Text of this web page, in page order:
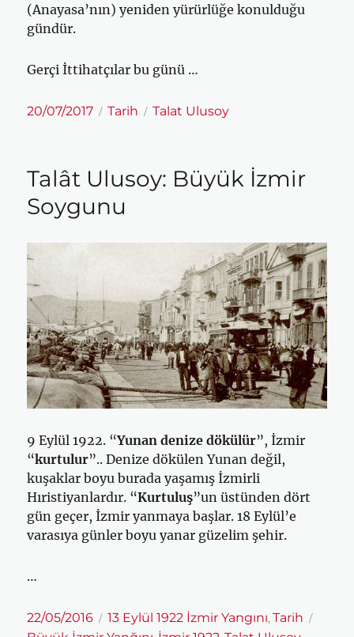
(Anayasa’nın) yeniden yürürlüğe konulduğu
gündür.
Gerçi İttihatçılar bu günü …
Yayın
20/07/2017 Kategoriler
Tarih Etiketler
Talat Ulusoy
Talât Ulusoy: Büyük İzmir
Soygunu
9 Eylül 1922. “Yunan denize dökülür”, İzmir
“kurtulur”.. Denize dökülen Yunan değil,
kuşaklar boyu burada yaşamış İzmirli
Hıristiyanlardır. “Kurtuluş”un üstünden dört
gün geçer, İzmir yanmaya başlar. 18 Eylül’e
varasıya günler boyu yanar güzelim şehir.
…
Yayın
tarihi
22/05/2016 Kategoriler
13 Eylül 1922 İzmir Yangını,Tarih